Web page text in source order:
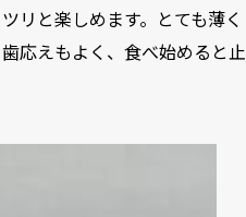
リと楽しめます。とても薄く
応えもよく、食べ始めると止